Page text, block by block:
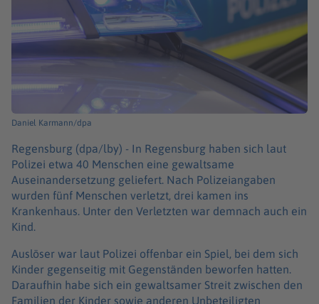
Daniel Karmann/dpa
Regensburg (dpa/lby) - In Regensburg haben sich laut
Polizei etwa 40 Menschen eine gewaltsame
Auseinandersetzung geliefert. Nach Polizeiangaben
wurden fünf Menschen verletzt, drei kamen ins
Krankenhaus. Unter den Verletzten war demnach auch ein
Kind.
Auslöser war laut Polizei offenbar ein Spiel, bei dem sich
Kinder gegenseitig mit Gegenständen beworfen hatten.
Daraufhin habe sich ein gewaltsamer Streit zwischen den
Familien der Kinder sowie anderen Unbeteiligten